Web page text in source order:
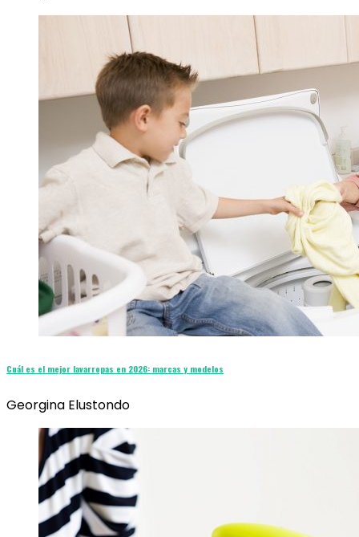
Cuál es el mejor lavarropas en 2026: marcas y modelos
Georgina Elustondo